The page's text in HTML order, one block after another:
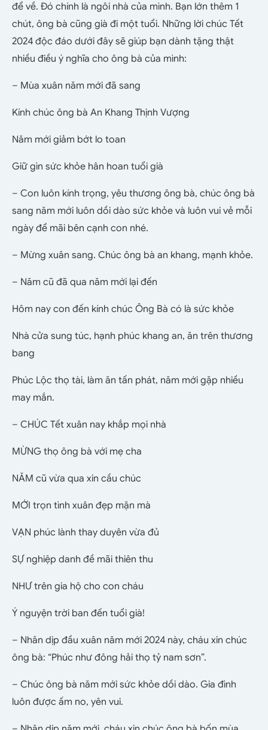
để về. Đó chính là ngôi nhà của mình. Bạn lớn thêm 1
chút, ông bà cũng già đi một tuổi. Những lời chúc Tết
2024 độc đáo dưới đây sẽ giúp bạn dành tặng thật
nhiều điều ý nghĩa cho ông bà của mình:
– Mùa xuân năm mới đã sang
Kính chúc ông bà An Khang Thịnh Vượng
Năm mới giảm bớt lo toan
Giữ gìn sức khỏe hân hoan tuổi già
– Con luôn kính trọng, yêu thương ông bà, chúc ông bà
sang năm mới luôn dồi dào sức khỏe và luôn vui vẻ mỗi
ngày để mãi bên cạnh con nhé.
– Mừng xuân sang. Chúc ông bà an khang, mạnh khỏe.
– Năm cũ đã qua năm mới lại đến
Hôm nay con đến kính chúc Ông Bà có là sức khỏe
Nhà cửa sung túc, hạnh phúc khang an, ăn trên thương
bang
Phúc Lộc thọ tài, làm ăn tấn phát, năm mới gặp nhiều
may mắn.
– CHÚC Tết xuân nay khắp mọi nhà
MỪNG thọ ông bà với mẹ cha
NĂM cũ vừa qua xin cầu chúc
MỚI trọn tình xuân đẹp mặn mà
VẠN phúc lành thay duyên vừa đủ
SỰ nghiệp danh đề mãi thiên thu
NHƯ trên gia hộ cho con cháu
Ý nguyện trời ban đến tuổi già!
– Nhân dịp đầu xuân năm mới 2024 này, cháu xin chúc
ông bà: “Phúc như đông hải thọ tỷ nam sơn”.
– Chúc ông bà năm mới sức khỏe dồi dào. Gia đình
luôn được ấm no, yên vui.